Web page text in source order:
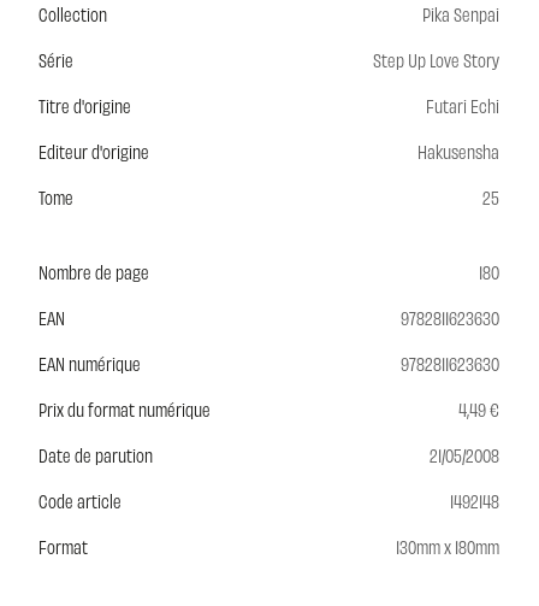
Collection
Pika Senpai
Série
Step Up Love Story
Titre d'origine
Futari Echi
Editeur d'origine
Hakusensha
Tome
25
Nombre de page
180
EAN
9782811623630
EAN numérique
9782811623630
Prix du format numérique
4,49 €
Date de parution
21/05/2008
Code article
1492148
Format
130mm x 180mm